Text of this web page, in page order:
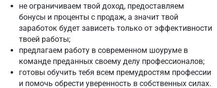
не ограничиваем твой доход, предоставляем
бонусы и проценты с продаж, а значит твой
заработок будет зависеть только от эффективности
твоей работы;
предлагаем работу в современном шоуруме в
команде преданных своему делу профессионалов;
готовы обучить тебя всем премудростям профессии
и помочь обрести уверенность в собственных силах.